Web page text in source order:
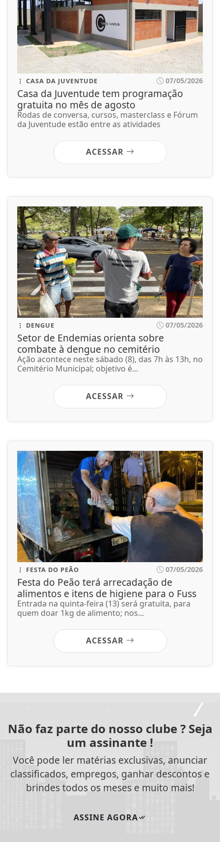
CASA DA JUVENTUDE 07/05/2026
Casa da Juventude tem programação
gratuita no mês de agosto
Rodas de conversa, cursos, masterclass e Fórum
da Juventude estão entre as atividades
ACESSAR
DENGUE 07/05/2026
Setor de Endemias orienta sobre
combate à dengue no cemitério
Ação acontece neste sábado (8), das 7h às 13h, no
Cemitério Municipal; objetivo é...
ACESSAR
FESTA DO PEÃO 07/05/2026
Festa do Peão terá arrecadação de
alimentos e itens de higiene para o Fuss
Entrada na quinta-feira (13) será gratuita, para
quem doar 1kg de alimento; nos...
ACESSAR
Não faz parte do nosso clube ? Seja
um assinante !
Você pode ler matérias exclusivas, anunciar
classificados, empregos, ganhar descontos e
brindes todos os meses e muito mais!
ASSINE AGORA